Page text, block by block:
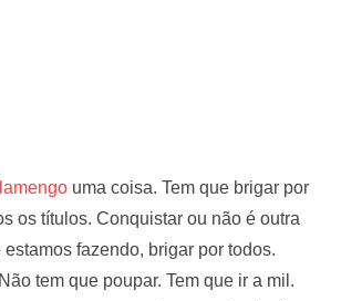
uma coisa. Tem que brigar por
os títulos. Conquistar ou não é outra
fazendo, brigar por todos.
tem que poupar. Tem que ir a mil.